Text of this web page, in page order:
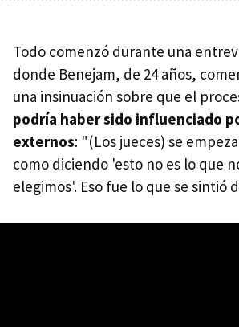
Todo comenzó durante una
donde Benejam, de 24 años,
una insinuación sobre que el
podría haber sido influenciado
externos: "(Los jueces) se
como diciendo 'esto no es lo que
elegimos'. Eso fue lo que se sintió